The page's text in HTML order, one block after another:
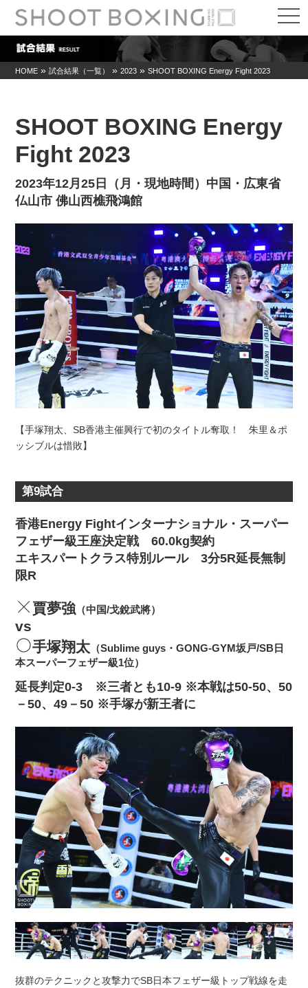
t
o
g
n
HOME »試合結果（一覧） »2023 »SHOOT BOXING Energy Fight 2023
SHOOT BOXING Energy
Fight 2023
2023年12月25日（月・現地時間）中国・広東省
仏山市 佛山西樵飛鴻館
【手塚翔太、SB香港主催興行で初のタイトル奪取！ 朱里＆ポ
ッシブルは惜敗】
第9試合
香港Energy Fightインターナショナル・スーパー
フェザー級王座決定戦 60.0kg契約
エキスパートクラス特別ルール 3分5R延長無制
限R
賈夢強 （中国/戈銳武將）
vs
手塚翔太 （Sublime guys・GONG-GYM坂戸/SB日
本スーパーフェザー級1位）
延長判定0‐3 ※三者とも10‐9 ※本戦は50‐50、50
－50、49－50 ※手塚が新王者に
抜群のテクニックと攻撃力でSB日本フェザー級トップ戦線を走